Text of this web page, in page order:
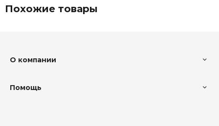
Похожие товары
О компании
Помощь